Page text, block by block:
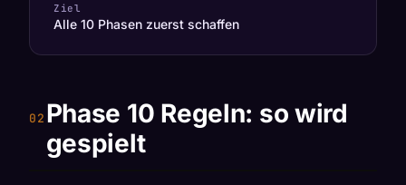
Ziel
Alle 10 Phasen zuerst schaffen
Phase 10 Regeln: so wird
gespielt